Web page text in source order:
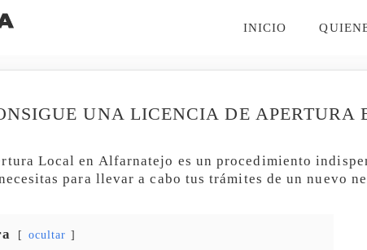
INICIO
UNA LICENCIA DE APERTURA
Local en Alfarnatejo es un procedimiento
para llevar a cabo tus trámites de un nuevo
ocultar